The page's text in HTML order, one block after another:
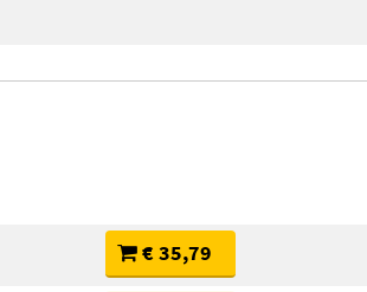
€ 35,79